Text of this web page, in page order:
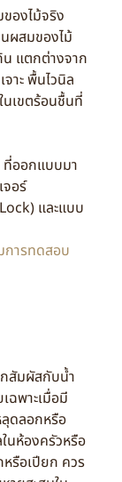
องไม้จริง
ผสมของไม้
น แตกต่างจาก
าะ พื้นไวนิล
เขตร้อนชื้นที่
ออกแบบมา
อร์
และแบบ
การทดสอบ
สัมผัสกับน้ำ
ฉพาะเมื่อมี
ลุดลอกหรือ
นห้องครัวหรือ
รือเปียก ควร